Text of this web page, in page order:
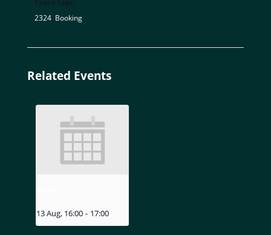
2324, Booking
Related Events
13 Aug, 16:00 - 17:00